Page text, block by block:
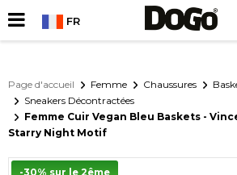
FR
Page d'accueil Femme Chaussures
Sneakers Décontractées
Femme Cuir Vegan Bleu Baskets -
Starry Night Motif
-30% sur le 2ême